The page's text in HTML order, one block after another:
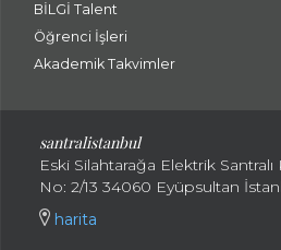
BİLGİ Talent
Öğrenci İşleri
Akademik Takvimler
santralistanbul
Eski Silahtarağa Elektrik Santralı
No: 2/13 34060 Eyüpsultan
harita